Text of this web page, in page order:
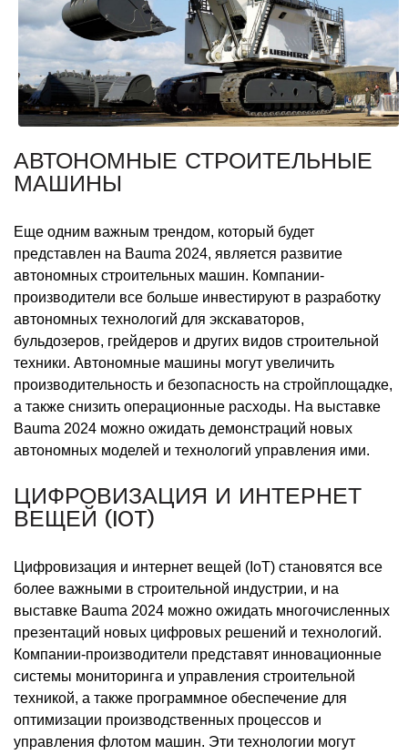
АВТОНОМНЫЕ СТРОИТЕЛЬНЫЕ
МАШИНЫ
Еще одним важным трендом, который будет
представлен на Bauma 2024, является развитие
автономных строительных машин. Компании-
производители все больше инвестируют в разработку
автономных технологий для экскаваторов,
бульдозеров, грейдеров и других видов строительной
техники. Автономные машины могут увеличить
производительность и безопасность на стройплощадке,
а также снизить операционные расходы. На выставке
Bauma 2024 можно ожидать демонстраций новых
автономных моделей и технологий управления ими.
ЦИФРОВИЗАЦИЯ И ИНТЕРНЕТ
ВЕЩЕЙ (IOT)
Цифровизация и интернет вещей (IoT) становятся все
более важными в строительной индустрии, и на
выставке Bauma 2024 можно ожидать многочисленных
презентаций новых цифровых решений и технологий.
Компании-производители представят инновационные
системы мониторинга и управления строительной
техникой, а также программное обеспечение для
оптимизации производственных процессов и
управления флотом машин. Эти технологии могут